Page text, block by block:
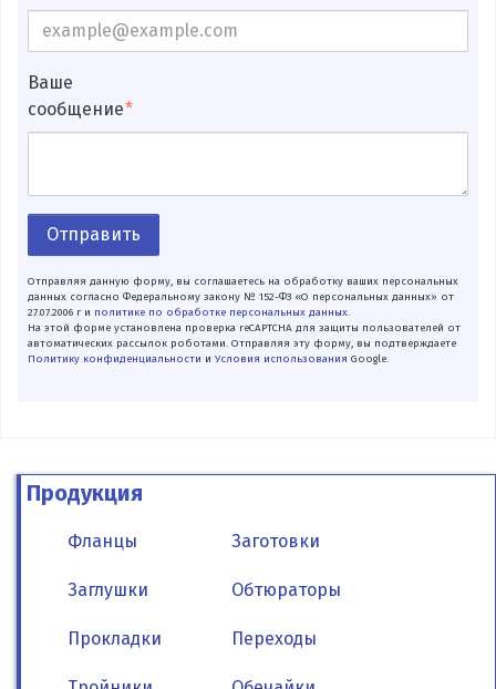
Ваше
сообщение
Отправить
Отправляя данную форму, вы соглашаетесь на обработку ваших персональных
данных согласно Федеральному закону № 152-ФЗ «О персональных данных» от
27.07.2006 г и политике по обработке персональных данных.
На этой форме установлена проверка reCAPTCHA для защиты пользователей от
автоматических рассылок роботами. Отправляя эту форму, вы подтверждаете
Политику конфиденциальности и Условия использования Google.
Продукция
Фланцы Заготовки
Заглушки Обтюраторы
Прокладки Переходы